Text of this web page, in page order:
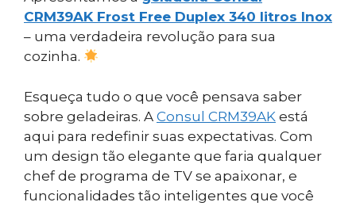
CRM39AK Frost Free Duplex 340 litros Inox
– uma verdadeira revolução para sua
cozinha.
Esqueça tudo o que você pensava saber
sobre geladeiras. A Consul CRM39AK está
aqui para redefinir suas expectativas. Com
um design tão elegante que faria qualquer
chef de programa de TV se apaixonar, e
funcionalidades tão inteligentes que você